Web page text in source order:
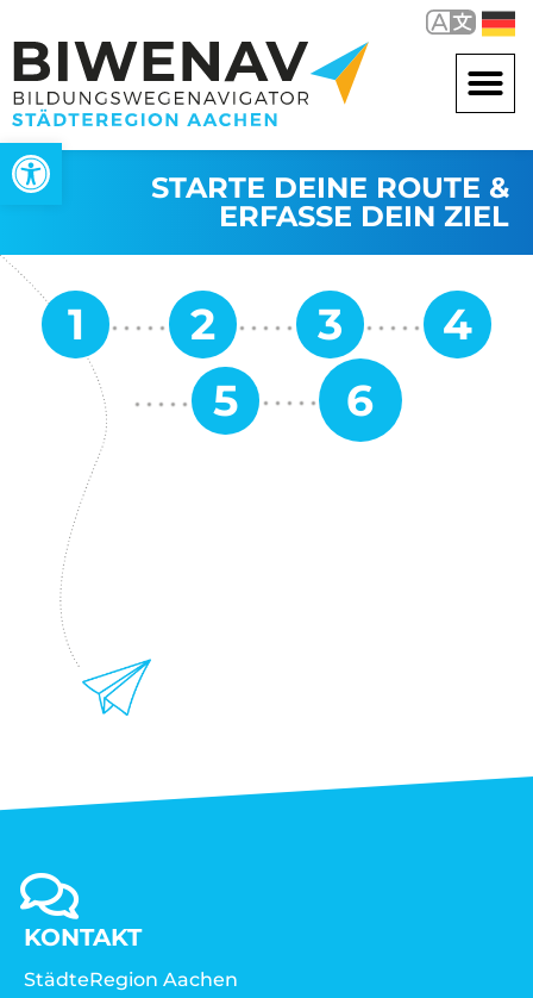
Werkzeugleiste öffnen
STARTE DEINE ROUTE &
ERFASSE DEIN ZIEL
KONTAKT
StädteRegion Aachen